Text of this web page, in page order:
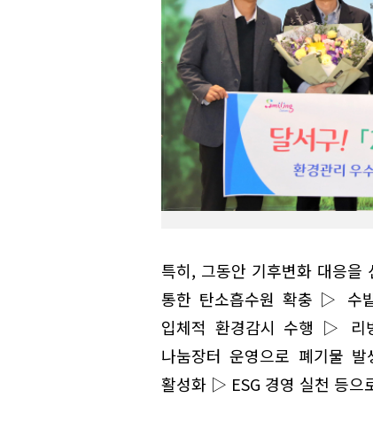
특히, 그동안 기후변화 대응
통한 탄소흡수원 확충 ▷ 수
입체적 환경감시 수행 ▷ 리
나눔장터 운영으로 폐기물
활성화 ▷ ESG 경영 실천 등으